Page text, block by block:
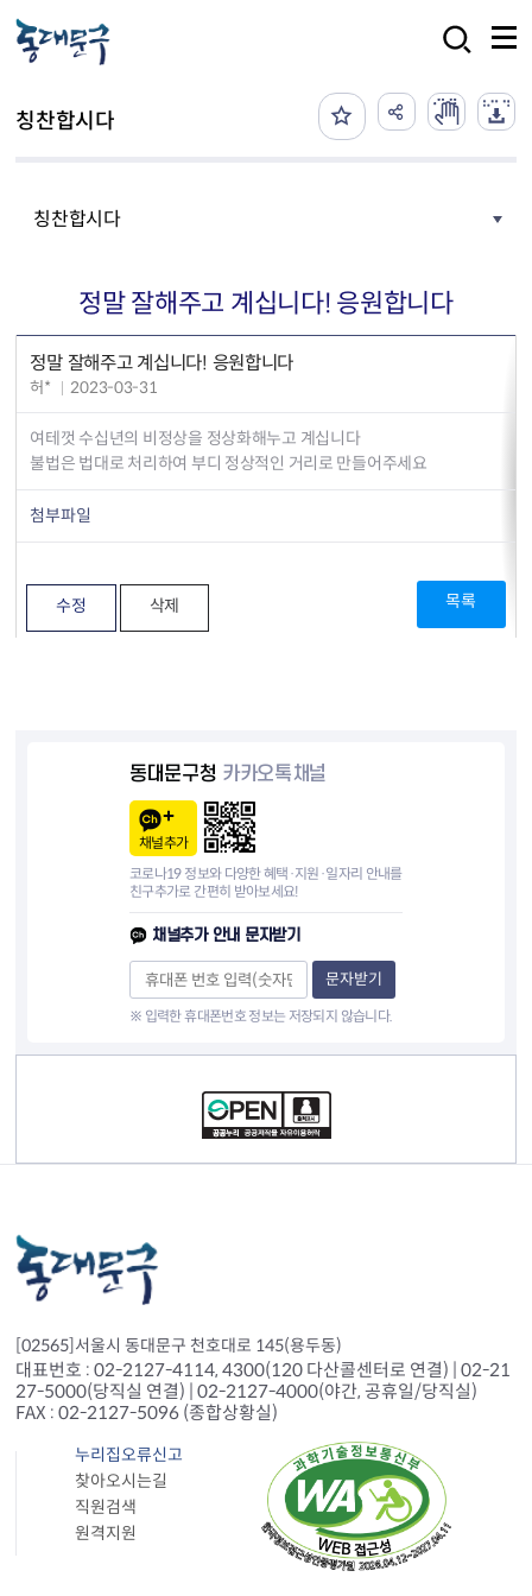
칭찬합시다
칭찬합시다
정말 잘해주고 계십니다! 응원합니다
정말 잘해주고 계십니다! 응원합니다
허* 2023-03-31
여테껏 수십년의 비정상을 정상화해누고 계십니다
불법은 법대로 처리하여 부디 정상적인 거리로 만들어주세요
첨부파일
수정 삭제 목록
동대문구청 카카오톡채널
채널추가
코로나19 정보와 다양한 혜택·지원·일자리 안내를
친구추가로 간편히 받아보세요!
채널추가 안내 문자받기
문자받기
※ 입력한 휴대폰번호 정보는 저장되지 않습니다.
[02565]서울시 동대문구 천호대로 145(용두동)
대표번호 : 02-2127-4114, 4300(120 다산콜센터로 연결) | 02-21
27-5000(당직실 연결) | 02-2127-4000(야간, 공휴일/당직실)
FAX : 02-2127-5096 (종합상황실)
누리집오류신고
찾아오시는길
직원검색
원격지원